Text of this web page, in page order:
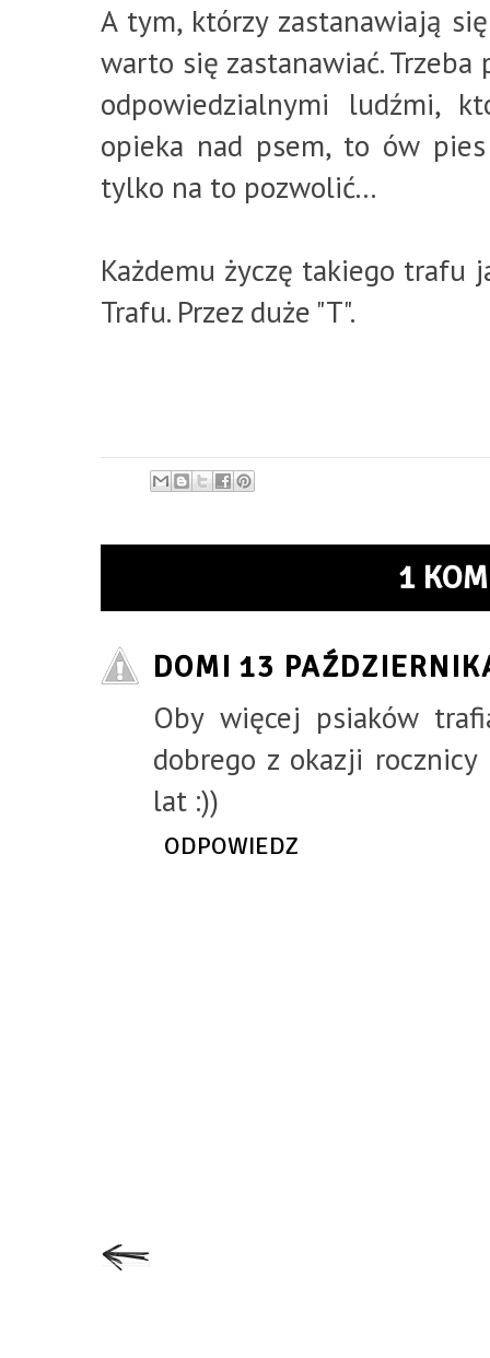
A tym, którzy zastanawiają
warto się zastanawiać.
odpowiedzialnymi ludźmi,
opieka nad psem, to ów
tylko na to pozwolić...
Każdemu życzę takiego trafu
Trafu. Przez duże "T".
1
DOMI 13
Oby więcej psiaków
dobrego z okazji
lat :))
ODPOWIEDZ